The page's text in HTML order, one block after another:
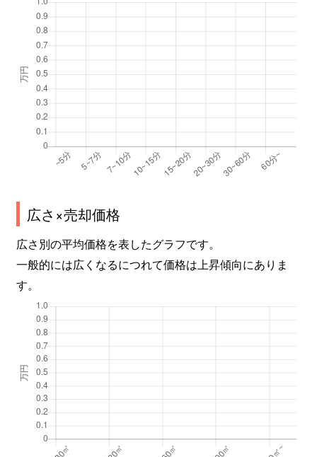
広さ×売却価格
広さ別の平均価格を表したグラフです。
一般的には広くなるにつれて価格は上昇傾向にありま
す。